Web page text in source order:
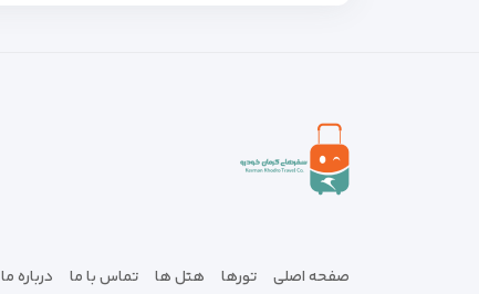
صفحه اصلی تورها هتل ها تماس با ما درباره ما